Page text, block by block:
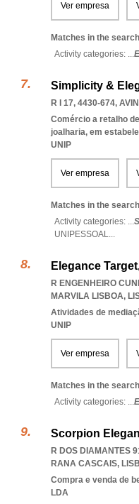
Ver empresa
Matches in the
Activity categories: ...
Simplicity &
R I 17, 4430-674,
Comércio a retalho
joalharia, em
UNIP
Ver empresa
Matches in the
Activity categories: ...
UNIPESSOAL...
Elegance
R ENGENHEIRO
MARVILA LISBOA,
Atividades de
UNIP
Ver empresa
Matches in the
Activity categories: ...
Scorpion
R DOS DIAMANTES
RANA CASCAIS,
Compra e venda de
LDA